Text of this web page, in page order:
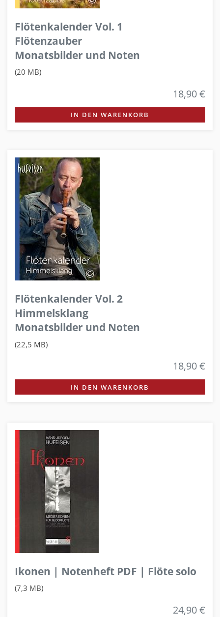
Flötenkalender Vol. 1
Flötenzauber
Monatsbilder und Noten
(20 MB)
18,90 €
IN DEN WARENKORB
Flötenkalender Vol. 2
Himmelsklang
Monatsbilder und Noten
(22,5 MB)
18,90 €
IN DEN WARENKORB
Ikonen | Notenheft PDF | Flöte solo
(7,3 MB)
24,90 €